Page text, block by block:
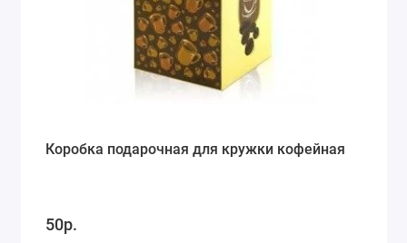
Коробка подарочная для кружки кофейная
50р.